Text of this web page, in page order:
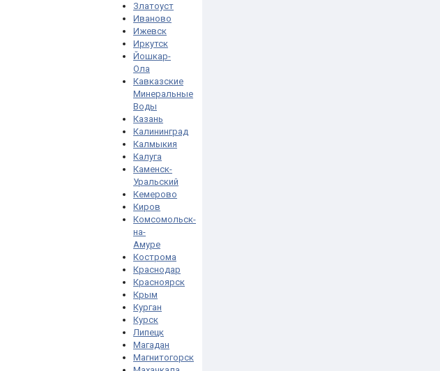
Златоуст
Иваново
Ижевск
Иркутск
Йошкар-
Ола
Кавказские
Минеральные
Воды
Казань
Калининград
Калмыкия
Калуга
Каменск-
Уральский
Кемерово
Киров
Комсомольск-
на-
Амуре
Кострома
Краснодар
Красноярск
Крым
Курган
Курск
Липецк
Магадан
Магнитогорск